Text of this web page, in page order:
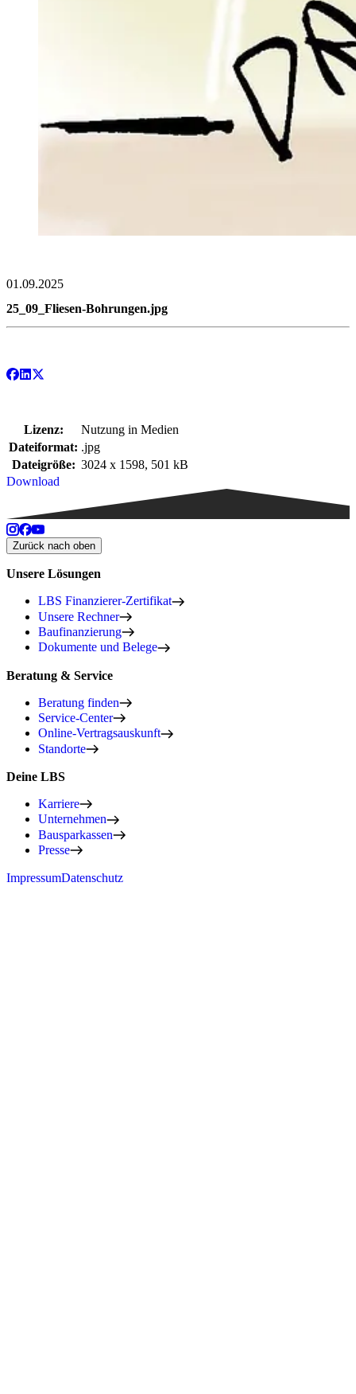
01.09.2025
25_09_Fliesen-Bohrungen.jpg
Lizenz:
Nutzung in Medien
Dateiformat: .jpg
Dateigröße: 3024 x 1598, 501 kB
Download
Zurück nach oben
Unsere Lösungen
LBS Finanzierer-Zertifikat
Unsere Rechner
Baufinanzierung
Dokumente und Belege
Beratung & Service
Beratung finden
Service-Center
Online-Vertragsauskunft
Standorte
Deine LBS
Karriere
Unternehmen
Bausparkassen
Presse
ImpressumDatenschutz